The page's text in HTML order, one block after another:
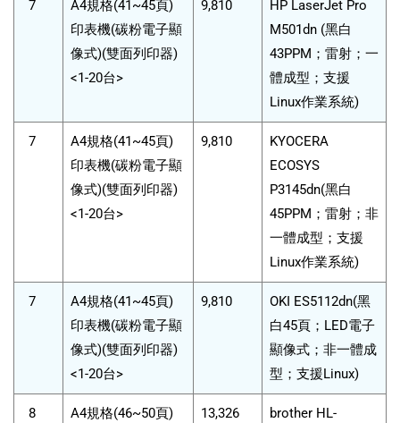
7
A4規格(41~45頁)
印表機(碳粉電子顯
像式)(雙面列印器)
<1-20台>
9,810
HP LaserJet Pro
M501dn (黑白
43PPM；雷射；一
體成型；支援
Linux作業系統)
7
A4規格(41~45頁)
印表機(碳粉電子顯
像式)(雙面列印器)
<1-20台>
9,810
KYOCERA
ECOSYS
P3145dn(黑白
45PPM；雷射；非
一體成型；支援
Linux作業系統)
7
A4規格(41~45頁)
印表機(碳粉電子顯
像式)(雙面列印器)
<1-20台>
9,810
OKI ES5112dn(黑
白45頁；LED電子
顯像式；非一體成
型；支援Linux)
8
A4規格(46~50頁)
13,326
brother HL-